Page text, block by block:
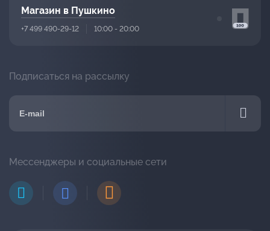
Магазин в Пушкино
+7 499 490-29-12 10:00 - 20:00
Подписаться на рассылку
Мессенджеры и социальные сети